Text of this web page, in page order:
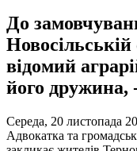
До
відомий
його дружина,
Середа, 20 листопада
Адвокатка та